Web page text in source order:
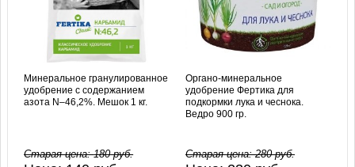
Минеральное гранулированное
удобрение с содержанием
азота N–46,2%. Мешок 1 кг.
Старая цена:180руб.
Органо-минеральное
удобрение Фертика для
подкормки лука и чеснока.
Ведро 900 гр.
Старая цена:280руб.